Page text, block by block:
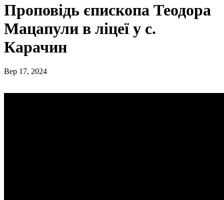
Проповідь єпископа Теодора
Мацапули в ліцеї у с.
Карачин
Вер 17, 2024